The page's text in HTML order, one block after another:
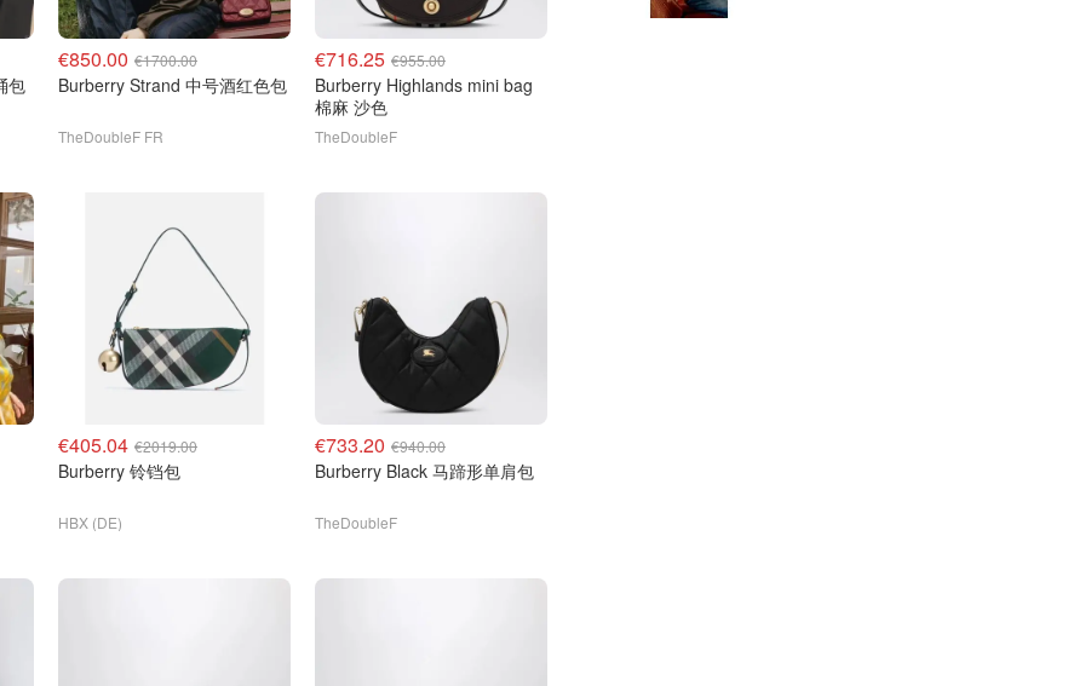
包
€850.00 €1700.00
Burberry Strand 中号酒红色包
TheDoubleF FR
€716.25 €955.00
Burberry Highlands mini bag
棉麻 沙色
TheDoubleF
€405.04 €2019.00
Burberry 铃铛包
HBX (DE)
€733.20 €940.00
Burberry Black 马蹄形单肩包
TheDoubleF